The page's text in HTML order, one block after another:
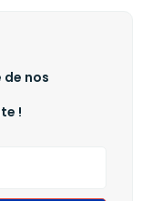
nos
!